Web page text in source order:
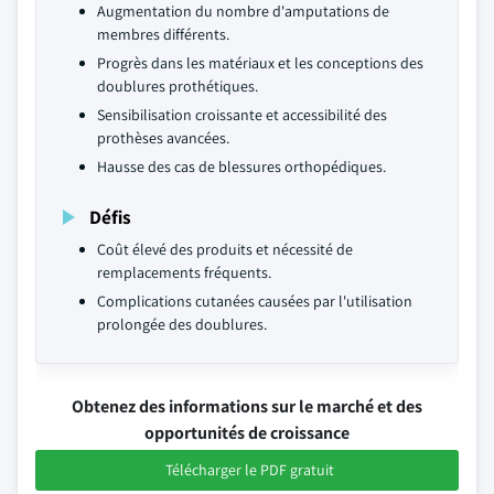
Augmentation du nombre d'amputations de
membres différents.
Progrès dans les matériaux et les conceptions des
doublures prothétiques.
Sensibilisation croissante et accessibilité des
prothèses avancées.
Hausse des cas de blessures orthopédiques.
Défis
Coût élevé des produits et nécessité de
remplacements fréquents.
Complications cutanées causées par l'utilisation
prolongée des doublures.
Obtenez des informations sur le marché et des
opportunités de croissance
Télécharger le PDF gratuit